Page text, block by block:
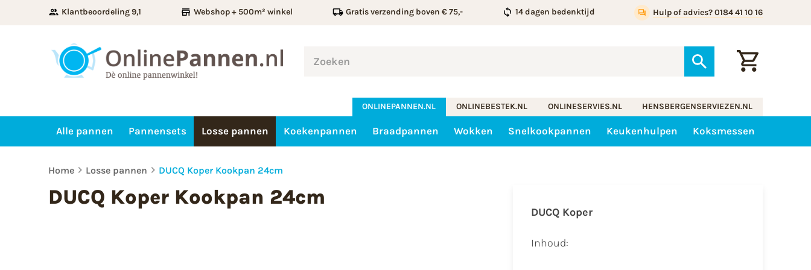
Klantbeoordeling 9,1 Webshop + 500m² winkel Gratis verzending boven € 75,- 14 dagen bedenktijd Hulp of advies? 0184 41 10 16
ONLINEPANNEN.NL ONLINEBESTEK.NL ONLINESERVIES.NL HENSBERGENSERVIEZEN.NL
Alle pannen Pannensets Losse pannen Koekenpannen Braadpannen Wokken Snelkookpannen Keukenhulpen Koksmessen
Home Losse pannen DUCQ Koper Kookpan 24cm
DUCQ Koper Kookpan 24cm
DUCQ Koper
Inhoud: